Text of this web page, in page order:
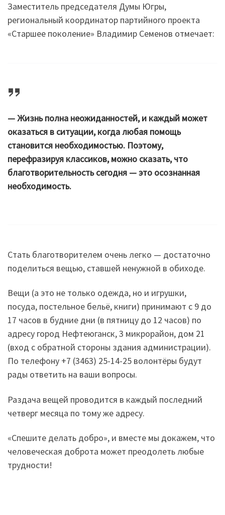
Заместитель председателя Думы Югры,
региональный координатор партийного проекта
«Старшее поколение» Владимир Семенов отмечает:
— Жизнь полна неожиданностей, и каждый может
оказаться в ситуации, когда любая помощь
становится необходимостью. Поэтому,
перефразируя классиков, можно сказать, что
благотворительность сегодня — это осознанная
необходимость.
Стать благотворителем очень легко — достаточно
поделиться вещью, ставшей ненужной в обиходе.
Вещи (а это не только одежда, но и игрушки,
посуда, постельное бельё, книги) принимают с 9 до
17 часов в будние дни (в пятницу до 12 часов) по
адресу город Нефтеюганск, 3 микрорайон, дом 21
(вход с обратной стороны здания администрации).
По телефону +7 (3463) 25-14-25 волонтёры будут
рады ответить на ваши вопросы.
Раздача вещей проводится в каждый последний
четверг месяца по тому же адресу.
«Спешите делать добро», и вместе мы докажем, что
человеческая доброта может преодолеть любые
трудности!